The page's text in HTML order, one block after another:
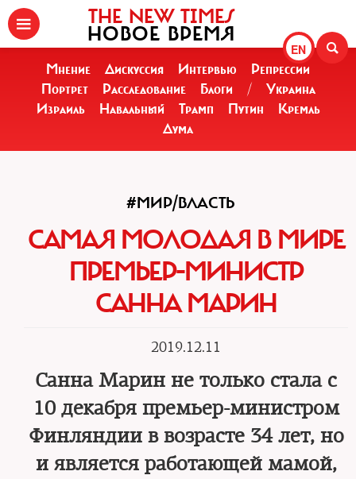
EN
THE NEW TIMES
НОВОЕ ВРЕМЯ
Мнение Дискуссия Интервью
Репрессии
Портрет
Расследование Блоги /
Украина
Израиль
Навальный Трамп Путин
Кремль
Дума
#МИР/ВЛАСТЬ
САМАЯ МОЛОДАЯ В МИРЕ
ПРЕМЬЕР-МИНИСТР
САННА МАРИН
2019.12.11
Санна Марин не только стала с
10 декабря премьер-министром
Финляндии в возрасте 34 лет, но
и является работающей мамой,